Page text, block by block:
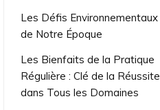
Les Défis Environnementaux
de Notre Époque
Les Bienfaits de la Pratique
Régulière : Clé de la Réussite
dans Tous les Domaines